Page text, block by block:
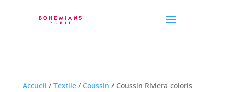
Accueil / Textile/ Coussin / Coussin Riviera coloris